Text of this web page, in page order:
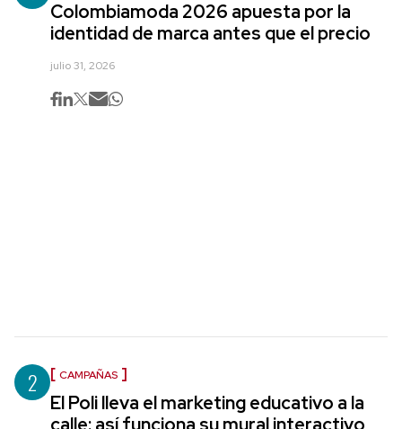
Colombiamoda 2026 apuesta por la
identidad de marca antes que el precio
julio 31, 2026
2 CAMPAÑAS
El Poli lleva el marketing educativo a la
calle: así funciona su mural interactivo